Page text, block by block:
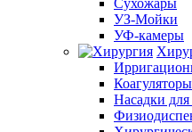
Сухожары
УЗ-Мойки
УФ-камеры
Коагуляторы
Насадки для